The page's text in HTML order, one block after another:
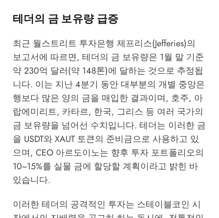
테더의 금 보유량 급증
최근 월스트리트 투자은행 제프리스(Jefferies)의
보고서에 따르면, 테더의 금 보유량은 1월 말 기준
약 230억 달러(약 148톤)에 달하는 것으로 추정됩
니다. 이는 지난 4분기 동안 대부분의 개별 중앙은
행보다 많은 양의 금을 매입한 결과이며, 호주, 아
랍에미리트, 카타르, 한국, 그리스 등 여러 국가의
금 보유량을 넘어선 수치입니다. 테더는 이러한 금
을 USDT와 XAUT 토큰의 준비금으로 사용하고 있
으며, CEO 아르도이노는 향후 투자 포트폴리오의
10~15%를 실물 금에 할당할 계획이라고 밝힌 바
있습니다.
이러한 테더의 공격적인 투자는 스테이블코인 시